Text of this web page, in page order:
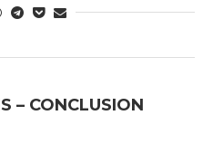
– CONCLUSION